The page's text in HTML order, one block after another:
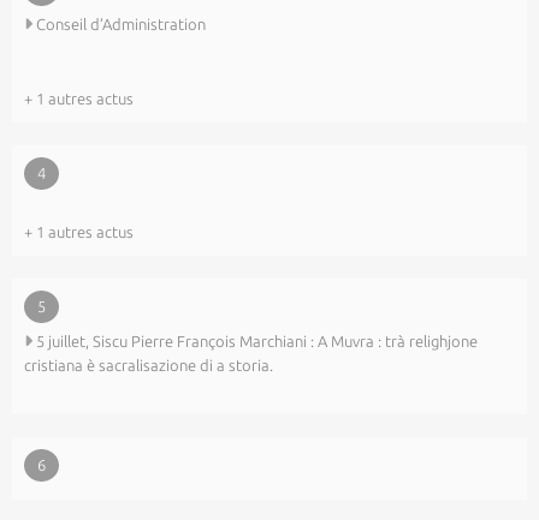
Conseil d’Administration
+ 1 autres actus
4
+ 1 autres actus
5
5 juillet, Siscu Pierre François Marchiani : A Muvra : trà relighjone
cristiana è sacralisazione di a storia.
6